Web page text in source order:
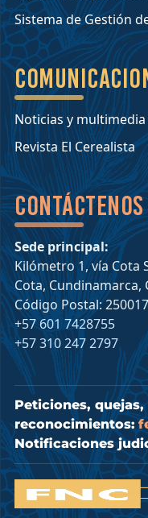
Sistema de Gestión
Noticias y multimedia
Revista El Cerealista
Contáctenos
Sede principal:
Kilómetro 1, vía Cota
Cota, Cundinamarca,
Código Postal: 250017
+57 601 7428755
+57 310 247 2797
Peticiones,
reconocimientos:
Notificaciones